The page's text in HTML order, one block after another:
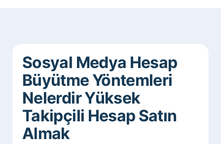
Sosyal Medya Hesap
Büyütme Yöntemleri
Nelerdir Yüksek
Takipçili Hesap Satın
Almak